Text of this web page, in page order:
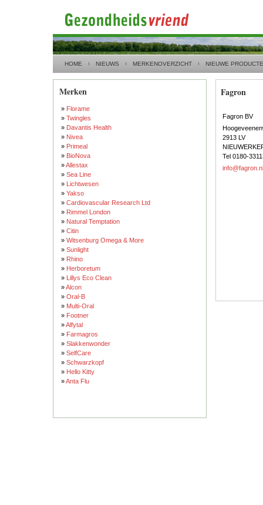
HOME NIEUWS MERKENOVERZICHT NIEUWE
Merken
» Florame
» Twingles
» Davantis Health
» Nivea
» Primeal
» BioNova
»Allestax
» Sea Line
» Lichtwesen
» Yakso
» Cardiovascular Research Ltd
» Rimmel London
» Natural Temptation
» Citin
» Witsenburg Omega & More
» Sunlight
» Rhino
» Herboretum
» Lillys Eco Clean
»Alcon
» Oral-B
» Multi-Oral
» Footner
»Alfytal
» Farmagros
» Slakkenwonder
» SelfCare
» Schwarzkopf
» Hello Kitty
»Anta Flu
Fagron
Fagron BV
2913 LV
Tel 0180-
info@fagron.nl